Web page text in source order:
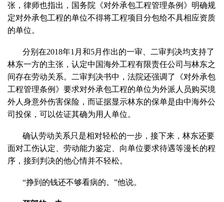
张，律师也指出，国务院《对外承包工程管理条例》明确规
定对外承包工程的单位不得将工程项目分包给不具相应资质
的单位。
分别在2018年1月和5月作出的一审、二审判决均支持了
林东一方的主张，认定中国海外工程有限责任公司与林东之
间存在劳动关系。二审判决书中，法院还强调了《对外承包
工程管理条例》要求对外承包工程的单位为外派人员购买境
外人身意外伤害保险，而证据显示林东的保单是由中海外公
司投保，可以佐证其确为用人单位。
确认劳动关系只是相对轻松的一步，接下来，林东还要
面对工伤认定、劳动能力鉴定、向单位要求待遇等漫长的程
序，接到判决的他心情并不轻松。
“挣到的钱还不够看病的。”他说。